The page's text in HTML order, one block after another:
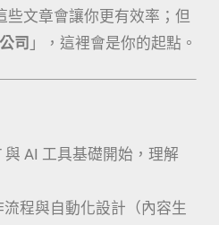
些文章會讓你更有效率；但
司 」，這裡會是你的起點。
與 AI 工具基礎開始，理解
流程與自動化設計（內容生